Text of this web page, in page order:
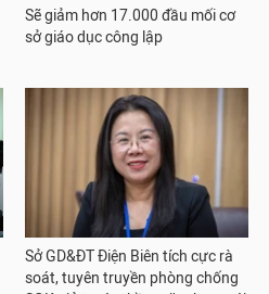
Sẽ giảm hơn 17.000 đầu mối cơ
sở giáo dục công lập
Sở GD&ĐT Điện Biên tích cực rà
soát, tuyên truyền phòng chống